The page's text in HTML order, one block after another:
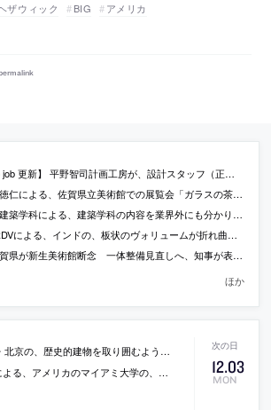
ザウィック BIG アメリカ
更新】 平野智司計画工房が、設計スタッフ（正社員・アルバイト・パート等）を募集中
による、佐賀県立美術館での展覧会「ガラスの茶室 – 光庵」の会場写真
による、建築学科の内容を業界外にも分かりやすく紹介するサイト「 京大建築式 京都大学から建築を解きほぐす」が公開
インドの、板状のヴォリュームが折れ曲がる事で中庭をつくり、高さが一定でないことも外観の印象に寄与している約1000戸の集合住宅「future towers」の写真
県が新生美術館断念 一体整備見直しへ、知事が表明」(京都新聞)、設計者はSANAA
ほか
12.03
MON
囲むように配置計画され、屋根が子どもたちの遊び場になっている幼稚園の画像
ンクリート製の屋根と壁が緩やかにカーブするようすがおおらかさを感じさせる新施設の写真